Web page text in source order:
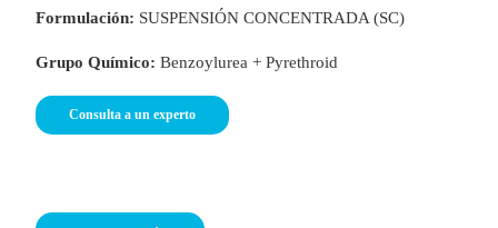
Formulación: SUSPENSIÓN CONCENTRADA (SC)
Grupo Químico:Benzoylurea + Pyrethroid
Consulta a un experto